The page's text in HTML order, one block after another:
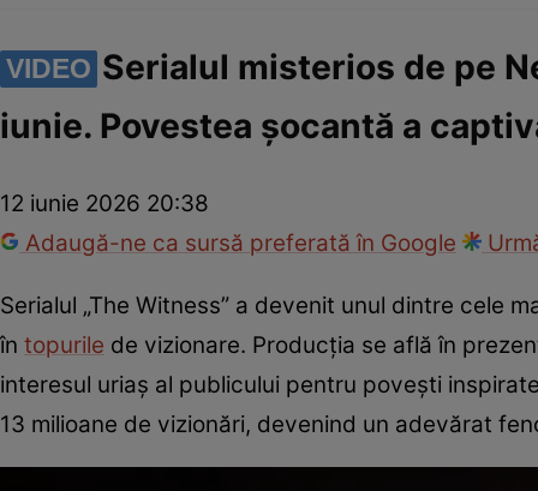
VIDEO Serialul misterios de pe
iunie. Povestea șocantă a
12 iunie 2026 20:38
Adaugă-ne ca sursă preferată în Google
Serialul „The Witness” a devenit unul dintre cele
în topurile de vizionare. Producția se află în
interesul uriaș al publicului pentru povești
13 milioane de vizionări, devenind un adevărat